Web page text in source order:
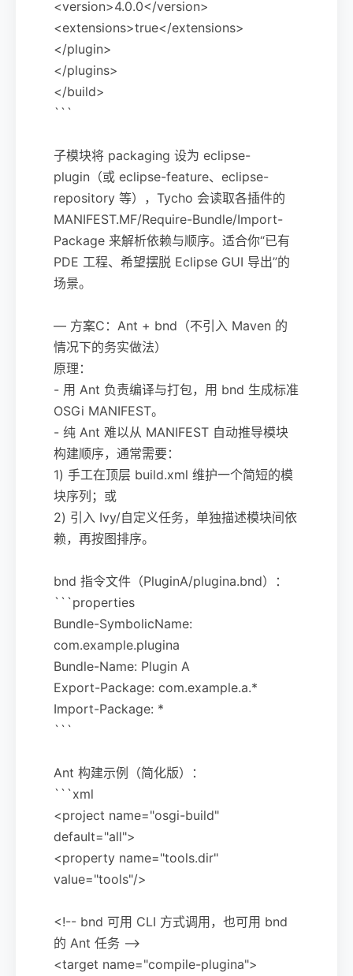
<version>4.0.0</version>
<extensions>true</extensions>
</plugin>
</plugins>
</build>
```
子模块将 packaging 设为 eclipse-
plugin（或 eclipse-feature、eclipse-
repository 等），Tycho 会读取各插件的
MANIFEST.MF/Require-Bundle/Import-
Package 来解析依赖与顺序。适合你“已有
PDE 工程、希望摆脱 Eclipse GUI 导出”的
场景。
— 方案C：Ant + bnd（不引入 Maven 的
情况下的务实做法）
原理：
- 用 Ant 负责编译与打包，用 bnd 生成标准
OSGi MANIFEST。
- 纯 Ant 难以从 MANIFEST 自动推导模块
构建顺序，通常需要：
1) 手工在顶层 build.xml 维护一个简短的模
块序列；或
2) 引入 Ivy/自定义任务，单独描述模块间依
赖，再按图排序。
bnd 指令文件（PluginA/plugina.bnd）：
```properties
Bundle-SymbolicName:
com.example.plugina
Bundle-Name: Plugin A
Export-Package: com.example.a.*
Import-Package: *
```
Ant 构建示例（简化版）：
```xml
<project name="osgi-build"
default="all">
<property name="tools.dir"
value="tools"/>
<!-- bnd 可用 CLI 方式调用，也可用 bnd
的 Ant 任务 -->
<target name="compile-plugina">